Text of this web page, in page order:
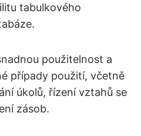
tabulkového
použitelnost a
případy použití, včetně
úkolů, řízení vztahů se
zásob.